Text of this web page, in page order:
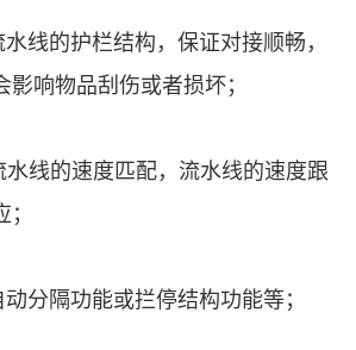
水线的护栏结构，保证对接顺畅，
响物品刮伤或者损坏；
线的速度匹配，流水线的速度跟
隔功能或拦停结构功能等；